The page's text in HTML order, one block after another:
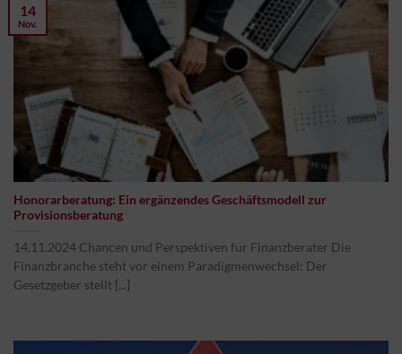
Honorarberatung: Ein ergänzendes Geschäftsmodell zur
Provisionsberatung
14.11.2024 Chancen und Perspektiven für Finanzberater Die
Finanzbranche steht vor einem Paradigmenwechsel: Der
Gesetzgeber stellt [...]
14
Nov.